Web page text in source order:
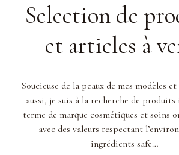
Selection de
et articles à
Soucieuse de la peaux de mes modèles
aussi, je suis à la recherche de
terme de marque cosmétiques et soins
avec des valeurs respectant
ingrédients safe…